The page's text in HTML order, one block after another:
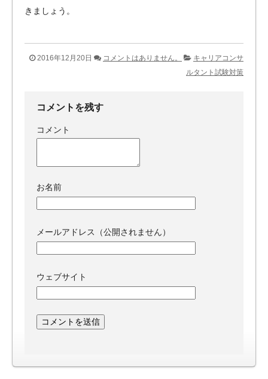
きましょう。
2016年12月20日 コメントはありません。
キャリアコンサ
ルタント試験対策
コメントを残す
コメント
お名前
メールアドレス（公開されません）
ウェブサイト